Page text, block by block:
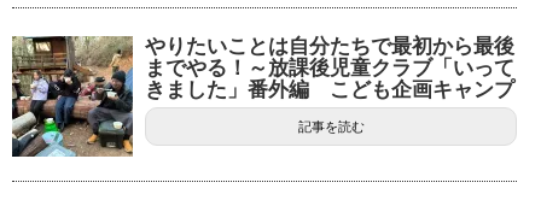
やりたいことは自分たちで最初から最後
までやる！～放課後児童クラブ「いって
きました」番外編 こども企画キャンプ
記事を読む